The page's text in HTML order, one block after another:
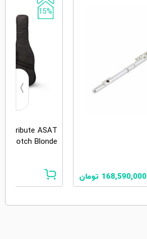
168,590,000 تومان
15%
– Tribute ASAT
Blonde